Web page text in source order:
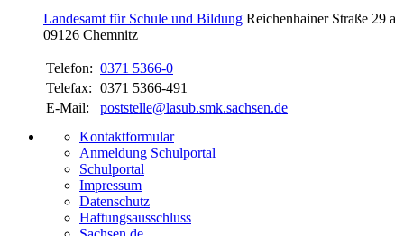
Landesamt für Schule und Bildung Reichenhainer Straße 29 a
09126 Chemnitz
Telefon: 0371 5366-0
Telefax: 0371 5366-491
E-Mail:
poststelle@lasub.smk.sachsen.de
Kontaktformular
Anmeldung Schulportal
Schulportal
Impressum
Datenschutz
Haftungsausschluss